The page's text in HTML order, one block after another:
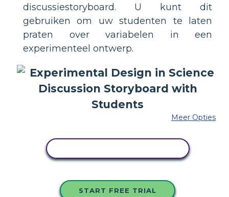
discussiestoryboard. U kunt dit
gebruiken om uw studenten te laten
praten over variabelen in een
experimenteel ontwerp.
Meer Opties
START FREE TRIAL